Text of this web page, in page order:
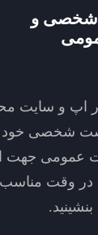
محتوا مورد
اضافه کنید
ارسال به
به تماشا